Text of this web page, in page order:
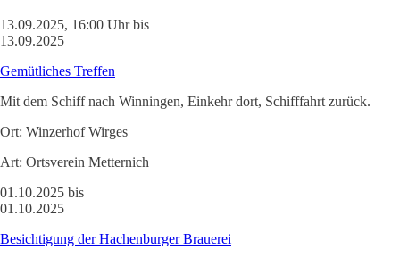
13.09.2025, 16:00 Uhr bis
13.09.2025
Gemütliches Treffen
Mit dem Schiff nach Winningen, Einkehr dort, Schifffahrt zurück.
Ort: Winzerhof Wirges
Art: Ortsverein Metternich
01.10.2025 bis
01.10.2025
Besichtigung der Hachenburger Brauerei